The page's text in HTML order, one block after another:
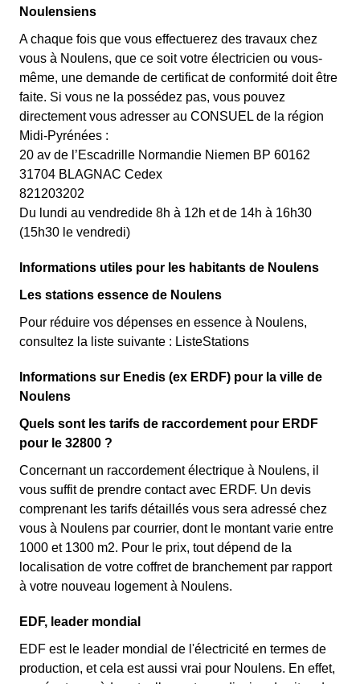
Noulensiens
A chaque fois que vous effectuerez des travaux chez
vous à Noulens, que ce soit votre électricien ou vous-
même, une demande de certificat de conformité doit être
faite. Si vous ne la possédez pas, vous pouvez
directement vous adresser au CONSUEL de la région
Midi-Pyrénées :
20 av de l’Escadrille Normandie Niemen BP 60162
31704 BLAGNAC Cedex
821203202
Du lundi au vendredide 8h à 12h et de 14h à 16h30
(15h30 le vendredi)
Informations utiles pour les habitants de Noulens
Les stations essence de Noulens
Pour réduire vos dépenses en essence à Noulens,
consultez la liste suivante : ListeStations
Informations sur Enedis (ex ERDF) pour la ville de
Noulens
Quels sont les tarifs de raccordement pour ERDF
pour le 32800 ?
Concernant un raccordement électrique à Noulens, il
vous suffit de prendre contact avec ERDF. Un devis
comprenant les tarifs détaillés vous sera adressé chez
vous à Noulens par courrier, dont le montant varie entre
1000 et 1300 m2. Pour le prix, tout dépend de la
localisation de votre coffret de branchement par rapport
à votre nouveau logement à Noulens.
EDF, leader mondial
EDF est le leader mondial de l'électricité en termes de
production, et cela est aussi vrai pour Noulens. En effet,